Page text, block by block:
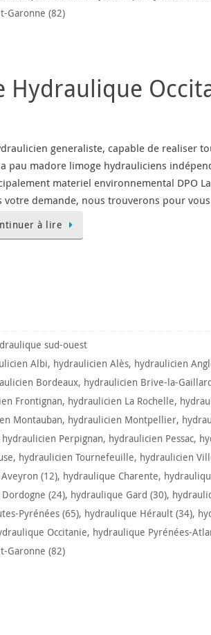
Garonne (82)
Hydraulique
generaliste, capable de realiser
a pau madore limoge hydrauliciens
materiel environnemental DPO
votre demande, nous trouverons pour
à lire
sud-ouest
Albi, hydraulicien Alès, hydraulicien
Bordeaux, hydraulicien Brive-la-
Frontignan, hydraulicien La Rochelle,
Montauban, hydraulicien Montpellier,
hydraulicien Perpignan, hydraulicien Pessac,
, hydraulicien Tournefeuille, hydraulicien
(12), hydraulique Charente,
(24), hydraulique Gard (30),
Pyrénées (65), hydraulique Hérault (34),
Occitanie, hydraulique Pyrénées-
Garonne (82)